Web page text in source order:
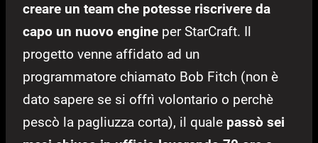
creare un team che potesse riscrivere da
capo un nuovo engine per StarCraft. Il
progetto venne affidato ad un
programmatore chiamato Bob Fitch (non è
dato sapere se si offrì volontario o perchè
pescò la pagliuzza corta), il quale passò sei